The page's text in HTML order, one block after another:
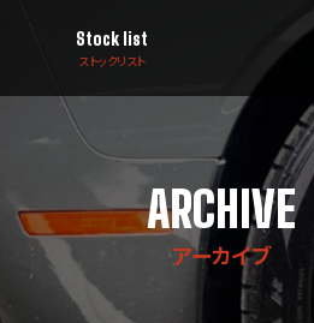
Stock list
ストックリスト
ARCHIVE
アーカイブ